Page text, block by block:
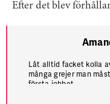
Efter det blev
Låt alltid facket kolla
många grejer man
första jobbet.